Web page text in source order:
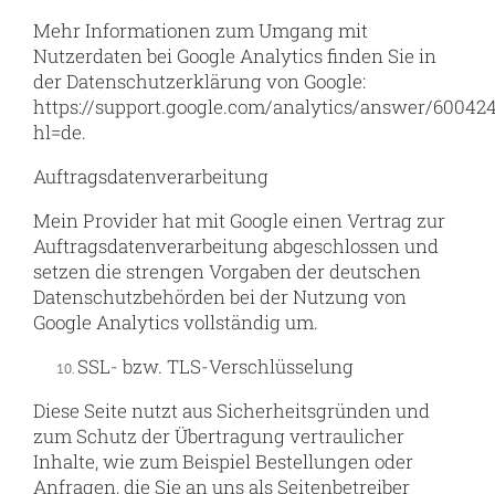
Mehr Informationen zum Umgang mit
Nutzerdaten bei Google Analytics finden Sie in
der Datenschutzerklärung von Google:
https://support.google.com/analytics/answer/
hl=de.
Auftragsdatenverarbeitung
Mein Provider hat mit Google einen Vertrag zur
Auftragsdatenverarbeitung abgeschlossen und
setzen die strengen Vorgaben der deutschen
Datenschutzbehörden bei der Nutzung von
Google Analytics vollständig um.
SSL- bzw. TLS-Verschlüsselung
Diese Seite nutzt aus Sicherheitsgründen und
zum Schutz der Übertragung vertraulicher
Inhalte, wie zum Beispiel Bestellungen oder
Anfragen, die Sie an uns als Seitenbetreiber